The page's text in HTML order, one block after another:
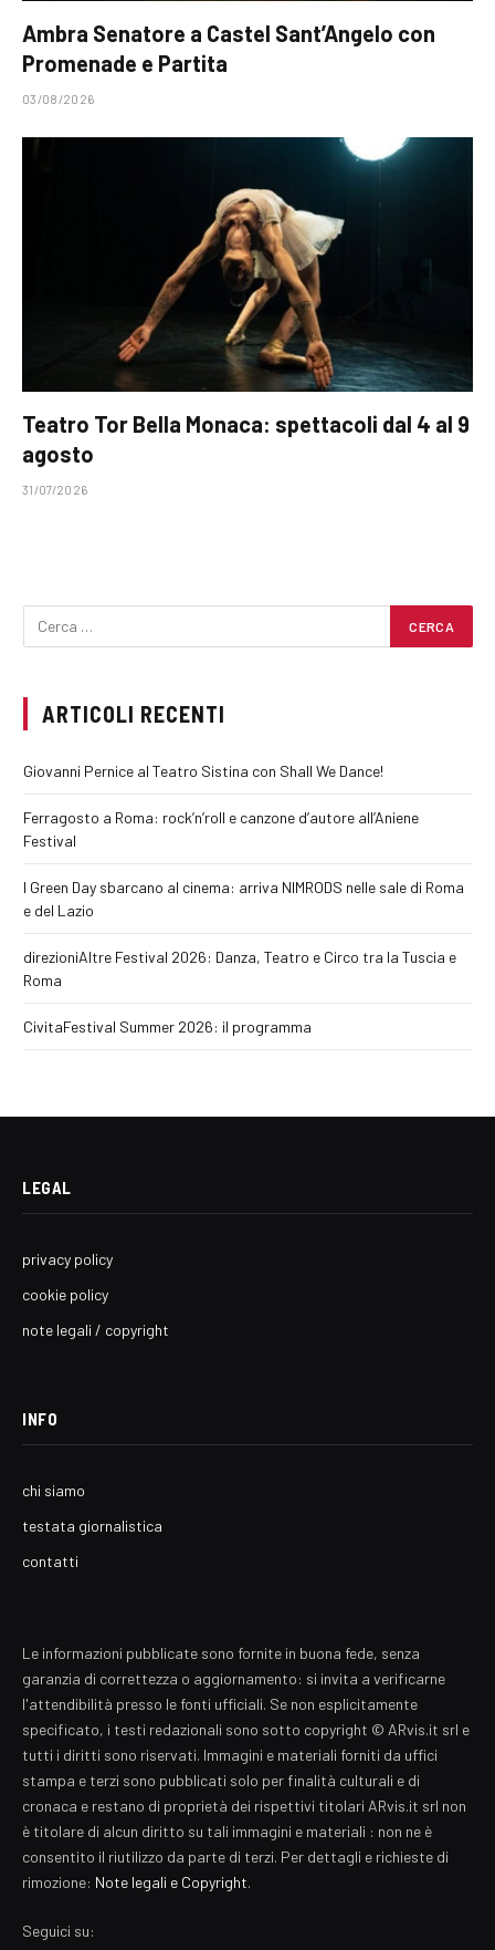
Ambra Senatore a Castel Sant’Angelo con
Promenade e Partita
03/08/2026
Teatro Tor Bella Monaca: spettacoli dal 4 al 9
agosto
31/07/2026
ARTICOLI RECENTI
Giovanni Pernice al Teatro Sistina con Shall We Dance!
Ferragosto a Roma: rock’n’roll e canzone d’autore all’Aniene
Festival
I Green Day sbarcano al cinema: arriva NIMRODS nelle sale di Roma
e del Lazio
direzioniAltre Festival 2026: Danza, Teatro e Circo tra la Tuscia e
Roma
CivitaFestival Summer 2026: il programma
LEGAL
privacy policy
cookie policy
note legali / copyright
INFO
chi siamo
testata giornalistica
contatti
Le informazioni pubblicate sono fornite in buona fede, senza
garanzia di correttezza o aggiornamento: si invita a verificarne
l'attendibilità presso le fonti ufficiali. Se non esplicitamente
specificato, i testi redazionali sono sotto copyright © ARvis.it srl e
tutti i diritti sono riservati. Immagini e materiali forniti da uffici
stampa e terzi sono pubblicati solo per finalità culturali e di
cronaca e restano di proprietà dei rispettivi titolari ARvis.it srl non
è titolare di alcun diritto su tali immagini e materiali : non ne è
consentito il riutilizzo da parte di terzi. Per dettagli e richieste di
rimozione: Note legali e Copyright.
Seguici su: